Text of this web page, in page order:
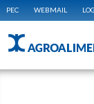
PEC WEBMAIL